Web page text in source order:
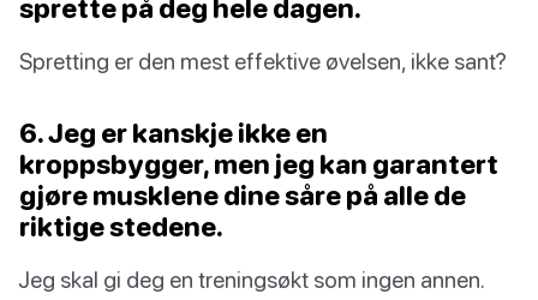
sprette på deg hele dagen.
Spretting er den mest effektive øvelsen, ikke sant?
6. Jeg er kanskje ikke en
kroppsbygger, men jeg kan garantert
gjøre musklene dine såre på alle de
riktige stedene.
Jeg skal gi deg en treningsøkt som ingen annen.